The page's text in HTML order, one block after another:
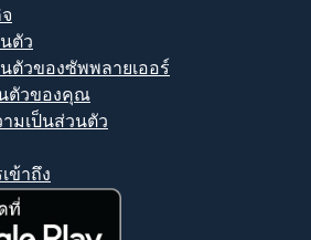
ตัว
ตัวของซัพพลายเออร์
นตัวของคุณ
มเป็นส่วนตัว
ข้าถึง